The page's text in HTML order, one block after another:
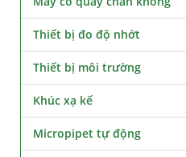
Thiết bị đo độ nhớt
Thiết bị môi trường
Khúc xạ kế
Micropipet tự động